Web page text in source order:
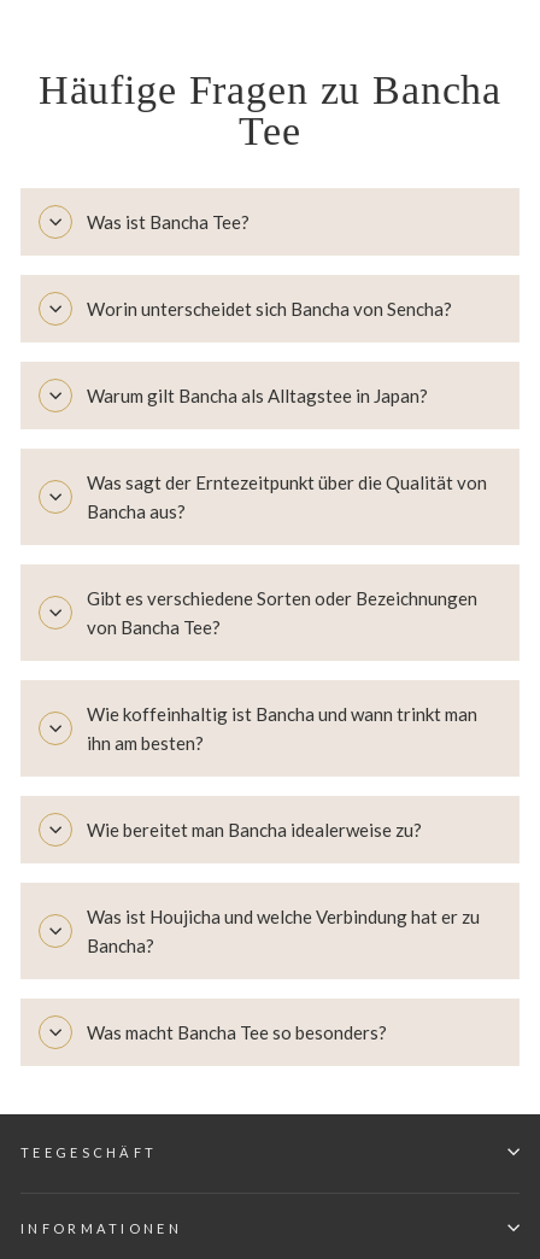
Häufige Fragen zu Bancha
Tee
Was ist Bancha Tee?
Worin unterscheidet sich Bancha von Sencha?
Warum gilt Bancha als Alltagstee in Japan?
Was sagt der Erntezeitpunkt über die Qualität von
Bancha aus?
Gibt es verschiedene Sorten oder Bezeichnungen
von Bancha Tee?
Wie koffeinhaltig ist Bancha und wann trinkt man
ihn am besten?
Wie bereitet man Bancha idealerweise zu?
Was ist Houjicha und welche Verbindung hat er zu
Bancha?
Was macht Bancha Tee so besonders?
TEEGESCHÄFT
INFORMATIONEN